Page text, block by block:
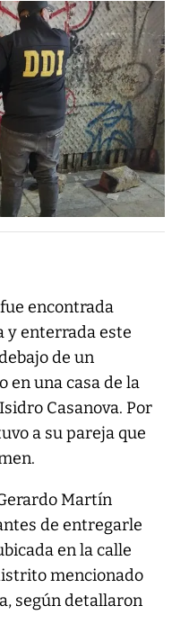
encontrada
y enterrada este
de un
en una casa de la
Casanova. Por
a su pareja que
Martín
de entregarle
en la calle
mencionado
según detallaron